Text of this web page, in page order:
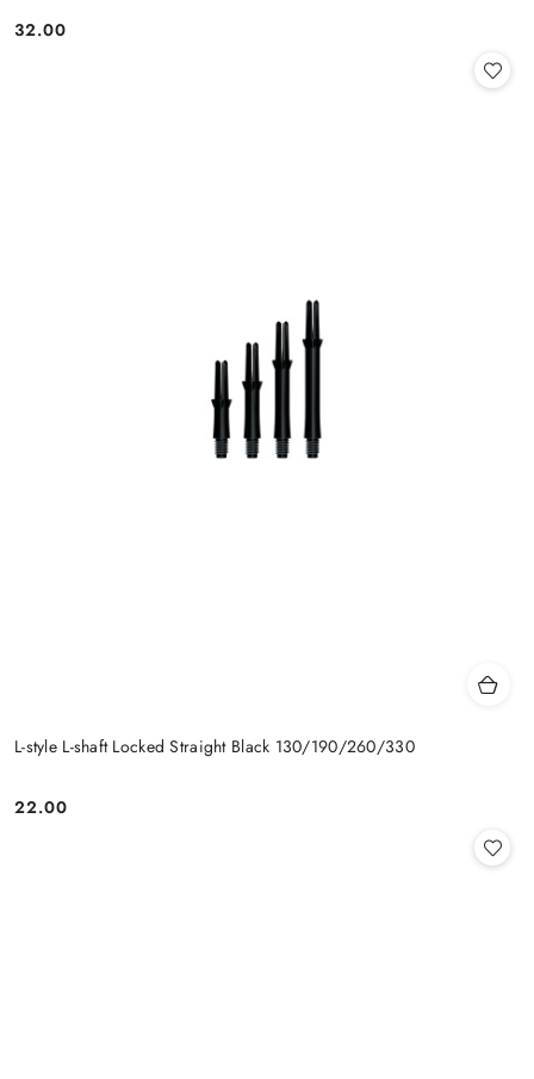
Cena:
32.00
L-style L-shaft Locked Straight Black 130/190/260/330
Cena:
22.00